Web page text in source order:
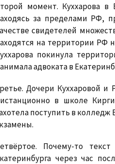
момент. Куххарова в
за пределами РФ,
свидетелей
на территории РФ
покинула
адвоката в
Дочери Куххаровой и
в школе
поступить в колледж
Почему-то
через час